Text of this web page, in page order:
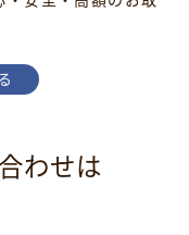
わせは